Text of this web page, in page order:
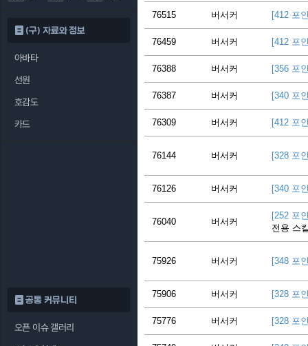
(구) 자료와 정보
아바타
선원
호감도
카드
공통 커뮤니티
오픈 이슈 갤러리
76515 버서커 [412 포
76459 버서커 [412 포
76388 버서커 [356 포
76387 버서커 [340 포
76309 버서커 [412 포
76144 버서커 [328 포
76126 버서커 [340 포
76040 버서커
[252 포
전용 스
75926 버서커 [348 포
75906 버서커 [328 포
75776 버서커 [328 포